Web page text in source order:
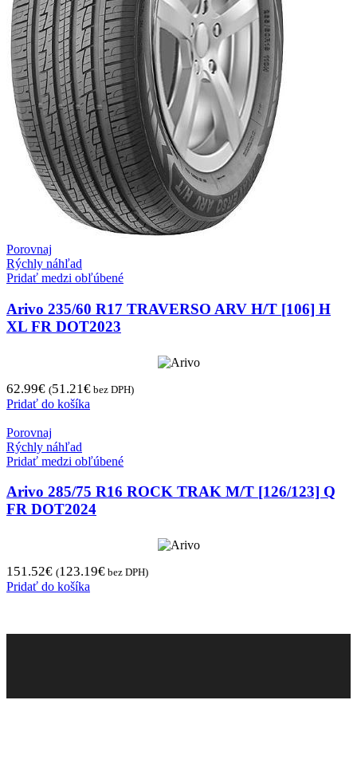
Porovnaj
Rýchly náhľad
Pridať medzi obľúbené
Arivo 235/60 R17 TRAVERSO ARV H/T [106] H
XL FR DOT2023
62.99€ (51.21€ bez DPH)
Pridať do košíka
Porovnaj
Rýchly náhľad
Pridať medzi obľúbené
Arivo 285/75 R16 ROCK TRAK M/T [126/123] Q
FR DOT2024
151.52€ (123.19€ bez DPH)
Pridať do košíka